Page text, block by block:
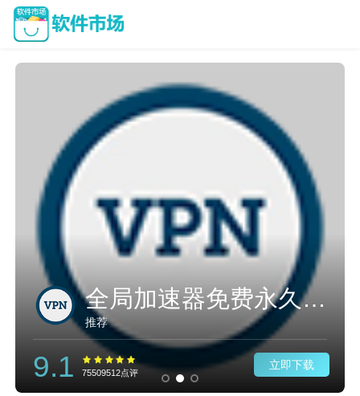
全局加速器免费永久加速
推荐
9.1 75509512点评
立即下载